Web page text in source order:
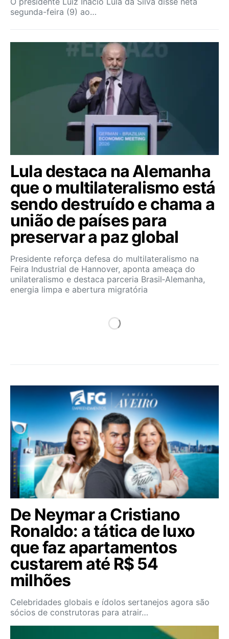
segunda-feira (9) ao…
Lula destaca na Alemanha
que o multilateralismo está
sendo destruído e chama a
união de países para
preservar a paz global
Presidente reforça defesa do multilateralismo na
Feira Industrial de Hannover, aponta ameaça do
unilateralismo e destaca parceria Brasil‑Alemanha,
energia limpa e abertura migratória
De Neymar a Cristiano
Ronaldo: a tática de luxo
que faz apartamentos
custarem até R$ 54
milhões
Celebridades globais e ídolos sertanejos agora são
sócios de construtoras para atrair…